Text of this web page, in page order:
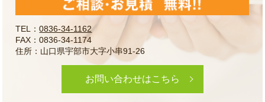
TEL：0836-34-1162
FAX：0836-34-1174
住所：山口県宇部市大字小串91-26
お問い合わせはこちら